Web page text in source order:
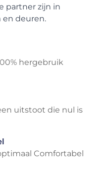
partner zijn in
en deuren.
hergebruik
uitstoot die nul is
Comfortabel